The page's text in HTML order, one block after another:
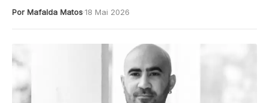
Por Mafalda Matos18 Mai 2026